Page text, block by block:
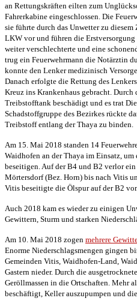
an Rettungskräften eilten zum
Fahrerkabine eingeschlossen. Die
sie führte durch das Unwetter zu
LKW vor und führen die Erstversorgung
weiter verschlechterte und eine
trug ein Feuerwehrmann die Notärztin
konnte den Lenker medizinisch
Danach erfolgte die Rettung des
Kreuz ins Krankenhaus gebracht. Durch
Treibstofftank beschädigt und es trat
Schadstoffgruppe des Bezirkes rückte
Treibstoff entlang der Thaya zu binden.
Am 15. Mai 2018 standen 14
Waidhofen an der Thaya im Einsatz, um
beseitigen. Auf der B4 und B2 verlor
Mörtersdorf (Bez. Horn) bis nach Vitis
Vitis beseitigte die Ölspur auf der B2
Auch 2018 kam es wieder zu einigen
Gewittern, Sturm und starken
Am 10. Mai 2018 zogen mehrere
Enorme Niederschlagsmengen gingen
Gemeinden Vitis, Waidhofen-Land,
Gastern nieder. Durch die
Geröllmassen in die Ortschaften. Mehr
beschäftigt, Keller auszupumpen und